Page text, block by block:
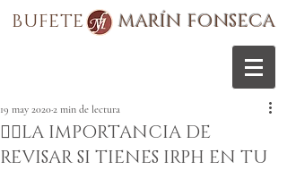
BUFETE MARÍN FONSECA
✍🏽LA IMPORTANCIA DE
REVISAR SI TIENES IRPH EN TU
19 may 20202 min de lectura